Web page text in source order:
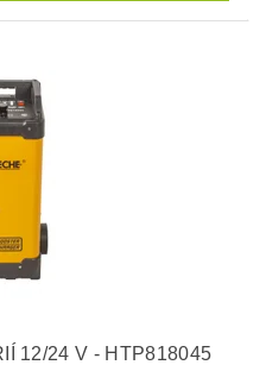
12/24 V - HTP818045